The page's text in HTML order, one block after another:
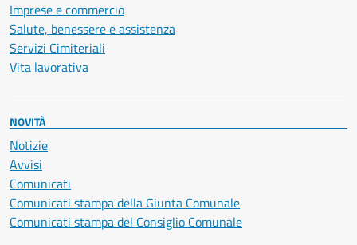
Imprese e commercio
Salute, benessere e assistenza
Servizi Cimiteriali
Vita lavorativa
NOVITÀ
Notizie
Avvisi
Comunicati
Comunicati stampa della Giunta Comunale
Comunicati stampa del Consiglio Comunale